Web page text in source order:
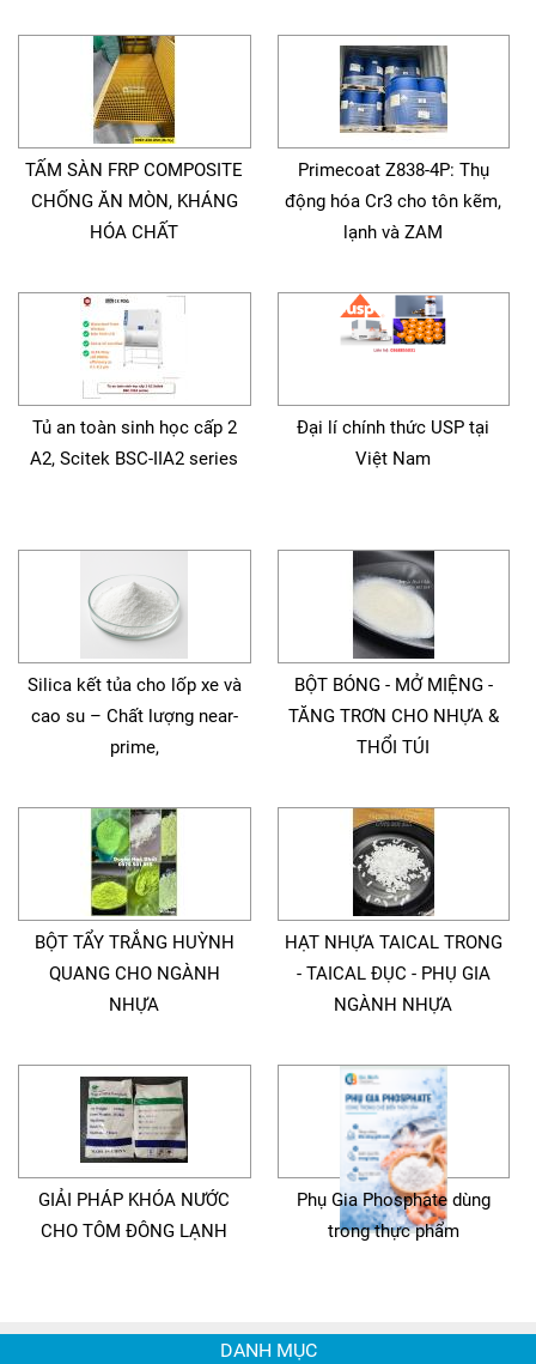
TẤM SÀN FRP COMPOSITE
CHỐNG ĂN MÒN, KHÁNG
HÓA CHẤT
Primecoat Z838-4P: Thụ
động hóa Cr3 cho tôn kẽm,
lạnh và ZAM
Tủ an toàn sinh học cấp 2
A2, Scitek BSC-IIA2 series
Đại lí chính thức USP tại
Việt Nam
Silica kết tủa cho lốp xe và
cao su – Chất lượng near-
prime,
BỘT BÓNG - MỞ MIỆNG -
TĂNG TRƠN CHO NHỰA &
THỔI TÚI
BỘT TẨY TRẮNG HUỲNH
QUANG CHO NGÀNH
NHỰA
HẠT NHỰA TAICAL TRONG
- TAICAL ĐỤC - PHỤ GIA
NGÀNH NHỰA
GIẢI PHÁP KHÓA NƯỚC
CHO TÔM ĐÔNG LẠNH
Phụ Gia Phosphate dùng
trong thực phẩm
DANH MỤC